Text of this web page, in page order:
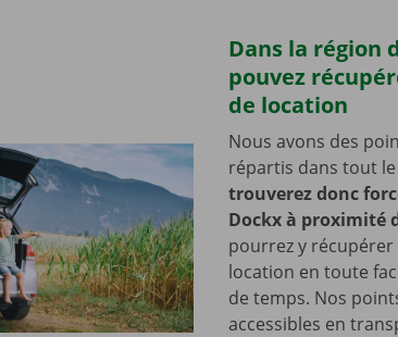
Dans la région
pouvez
de location
Nous avons des
répartis dans tout le
trouverez donc
Dockx à proximité
pourrez y
location en toute
de temps. Nos
accessibles en